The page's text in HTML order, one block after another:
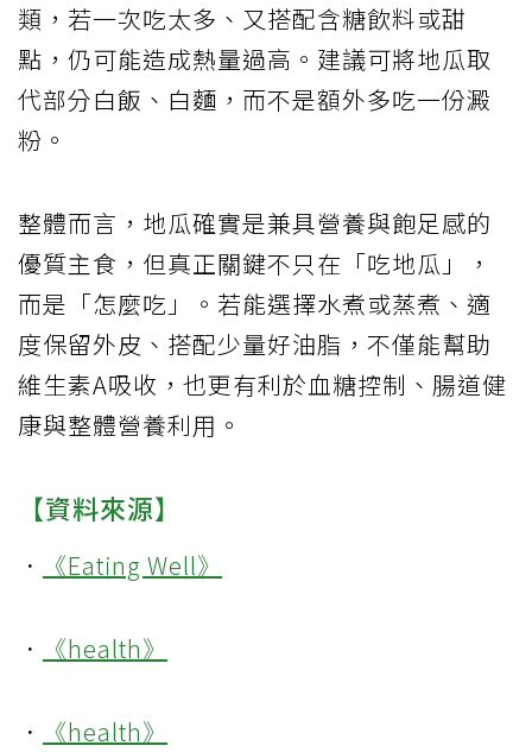
類，若一次吃太多、又搭配含糖飲料或甜
點，仍可能造成熱量過高。建議可將地瓜取
代部分白飯、白麵，而不是額外多吃一份澱
粉。
整體而言，地瓜確實是兼具營養與飽足感的
優質主食，但真正關鍵不只在「吃地瓜」，
而是「怎麼吃」。若能選擇水煮或蒸煮、適
度保留外皮、搭配少量好油脂，不僅能幫助
維生素A吸收，也更有利於血糖控制、腸道健
康與整體營養利用。
【資料來源】
． 《Eating Well》
． 《health》
． 《health》